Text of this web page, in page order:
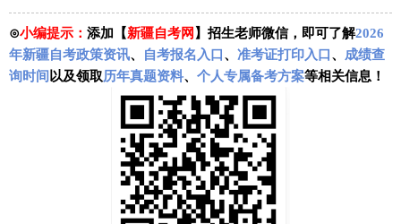
⊙小编提示： 添加【新疆自考网 】招生老师微信，即可了解2026
年新疆自考政策资讯、 自考报名入口 、 准考证打印入口 、 成绩查
询时间以及领取历年真题资料、 个人专属备考方案等相关信息！